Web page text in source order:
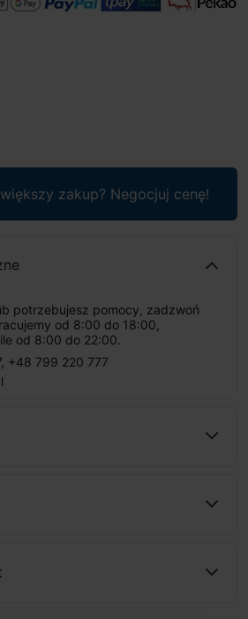
zakup? Negocjuj cenę!
potrzebujesz pomocy, zadzwoń
od 8:00 do 18:00,
od 8:00 do 22:00.
, +48 799 220 777